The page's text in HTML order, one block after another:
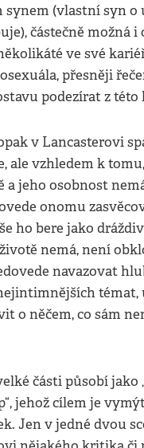
synem (vlastní syn o
částečně možná
ve své
přesněji
podezírat z této
v Lancasterovi
ale vzhledem k
jeho osobnost
onomu
ho bere jako
nemá, není
navazovat
o něčem, co sám
části působí jako
jehož cílem je
Jen v jedné dvou